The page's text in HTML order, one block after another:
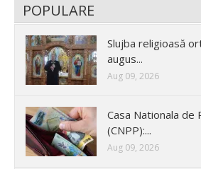
POPULARE
Slujba religioasă
augus...
Aug 09, 2026
Casa Nationala de
(CNPP):...
Aug 09, 2026